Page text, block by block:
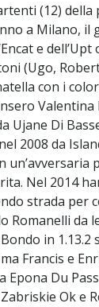
(12)
a Milano, il
e
(Ugo,
con i
Ujane Di
2008 da
Nel 2014
strada per
Romanelli da
in
Francis e
Epona Du
Ok e